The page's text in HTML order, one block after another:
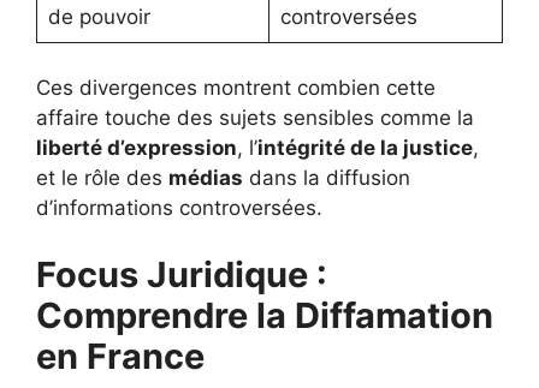
de pouvoir
controversées
Ces divergences montrent combien cette
affaire touche des sujets sensibles comme la
liberté d’expression, l’intégrité de la justice,
et le rôle des médias dans la diffusion
d’informations controversées.
Focus Juridique :
Comprendre la Diffamation
en France